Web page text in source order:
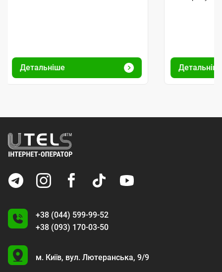
Детальніше
+38 (044) 599-99-52
+38 (093) 170-03-50
U
м. Київ, вул. Лютеранська, 9/9